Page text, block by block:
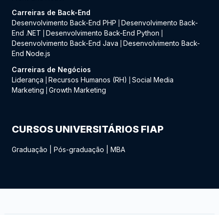
Carreiras de Back-End
Desenvolvimento Back-End PHP
Desenvolvimento Back-
End .NET
Desenvolvimento Back-End Python
Desenvolvimento Back-End Java
Desenvolvimento Back-
End Node.js
Carreiras de Negócios
Liderança
Recursos Humanos (RH)
Social Media
Marketing
Growth Marketing
CURSOS UNIVERSITÁRIOS FIAP
Graduação Pós-graduação MBA